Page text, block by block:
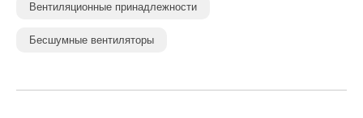
Вентиляционные принадлежности
Бесшумные вентиляторы